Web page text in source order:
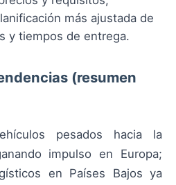
más ajustada de
y tiempos de entrega.
(resumen
pesados hacia la
impulso en Europa;
en Países Bajos ya